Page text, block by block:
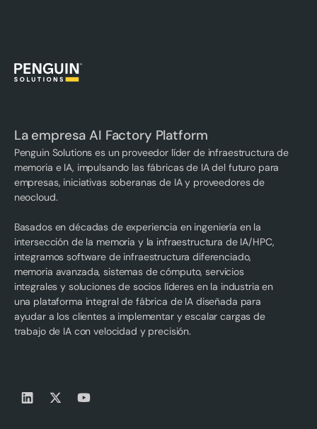
La empresa AI Factory Platform
Penguin Solutions es un proveedor líder de infraestructura de
memoria e IA, impulsando las fábricas de IA del futuro para
empresas, iniciativas soberanas de IA y proveedores de
neocloud.
Basados en décadas de experiencia en ingeniería en la
intersección de la memoria y la infraestructura de IA/HPC,
integramos software de infraestructura diferenciado,
memoria avanzada, sistemas de cómputo, servicios
integrales y soluciones de socios líderes en la industria en
una plataforma integral de fábrica de IA diseñada para
ayudar a los clientes a implementar y escalar cargas de
trabajo de IA con velocidad y precisión.